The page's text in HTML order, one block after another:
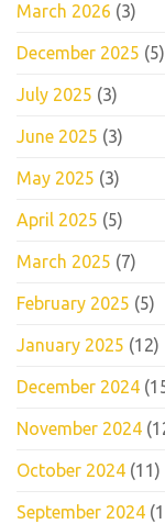
March 2026 (3)
December 2025 (5)
July 2025 (3)
June 2025 (3)
May 2025 (3)
April 2025 (5)
March 2025 (7)
February 2025 (5)
January 2025 (12)
December 2024
November 2024
October 2024 (11)
September 2024